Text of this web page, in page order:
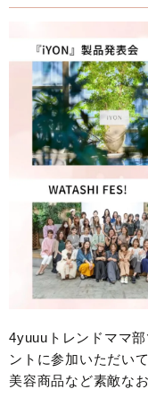
4yuuuトレンドママ
ントに参加いただいて
美容商品など素敵な